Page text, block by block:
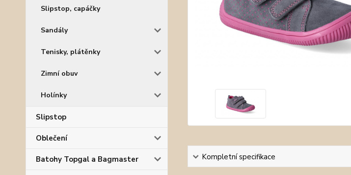
Slipstop, capáčky
Sandály
Tenisky, plátěnky
Zimní obuv
Holínky
Slipstop
Oblečení
Batohy Topgal a Bagmaster Kompletní specifikace